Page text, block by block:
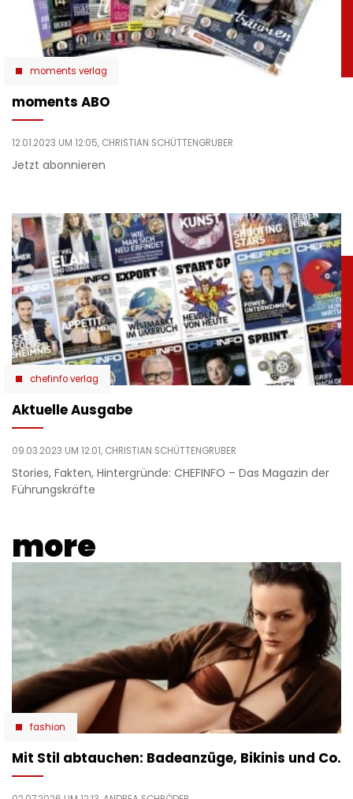
moments verlag
moments ABO
12.01.2023 UM 12:05, CHRISTIAN SCHÜTTENGRUBER
Jetzt abonnieren
chefinfo verlag
Aktuelle Ausgabe
09.03.2023 UM 12:01, CHRISTIAN SCHÜTTENGRUBER
Stories, Fakten, Hintergründe: CHEFINFO – Das Magazin der
Führungskräfte
more
fashion
Mit Stil abtauchen: Badeanzüge, Bikinis und Co.